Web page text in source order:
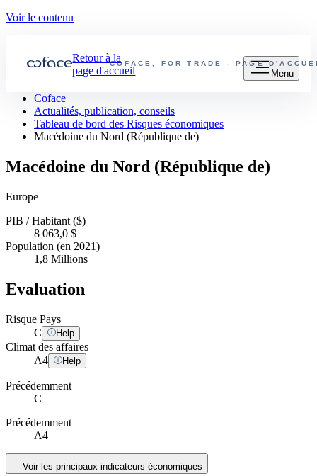
Voir le contenu
COFACE, FOR TRADE - PAGE
Retour à la
page d'accueil
Menu
Coface
Actualités, publication, conseils
Tableau de bord des Risques économiques
Macédoine du Nord (République de)
Macédoine du Nord (République de)
Europe
PIB / Habitant ($)
8 063,0 $
Population (en 2021)
1,8 Millions
Evaluation
Risque Pays
C
Help
Climat des affaires
A4 Help
Précédemment
C
Précédemment
A4
Voir les principaux indicateurs économiques